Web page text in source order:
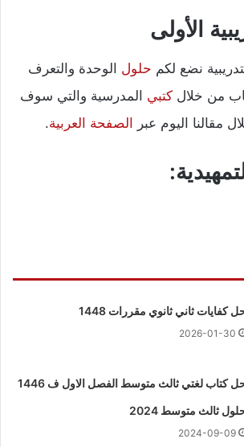
الأولى
نضع لكم حلول الوحدة والتعرف
من خلال كتبي المدرسية والتي سوف
مقالنا اليوم عبر
الصفحة العربية.
:
كفايات ثاني ثانوي مقررات 1448
2026-01-30
حل كتاب لغتي ثالث متوسط الفصل الاول ف 1446
ثالث متوسط 2024
2024-09-09